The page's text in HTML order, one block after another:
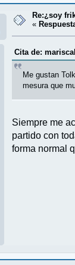
Re:¿soy
«
Cita de:
Me gustan
mesura que
Siempre me
partido con
forma normal